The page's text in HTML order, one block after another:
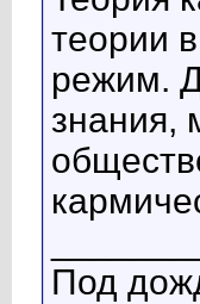
теории
режим.
знания,
Под